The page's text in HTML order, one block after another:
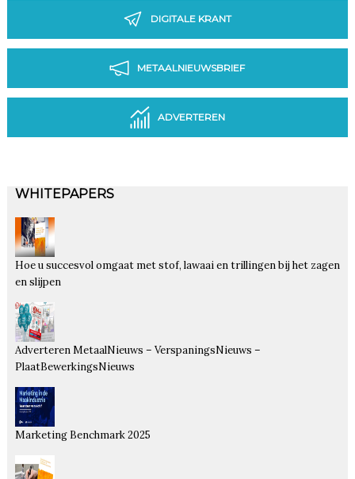
DIGITALE KRANT
METAALNIEUWSBRIEF
ADVERTEREN
WHITEPAPERS
Hoe u succesvol omgaat met stof, lawaai en trillingen bij het zagen
en slijpen
Adverteren MetaalNieuws – VerspaningsNieuws –
PlaatBewerkingsNieuws
Marketing Benchmark 2025